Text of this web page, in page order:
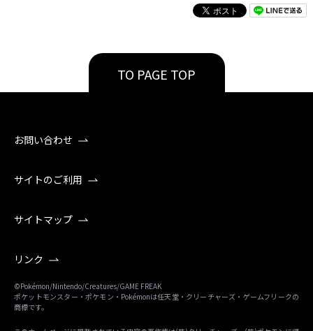
TO PAGE TOP
お問い合わせ
サイトのご利用
サイトマップ
リンク
©Pokémon/Nintendo/Creatures/GAME FREAK
ポケットモンスター・ポケモン・Pokémonは任天堂・クリーチャーズ・ゲームフリークの
商標です。